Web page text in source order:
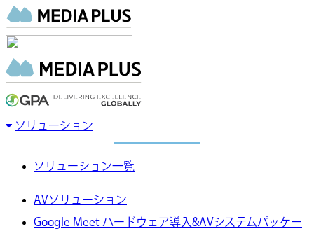
ソリューション
ソリューション一覧
AVソリューション
Google Meet ハードウェア導入&AVシステムパッケー